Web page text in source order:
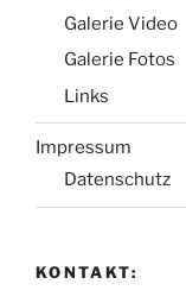
Galerie Video
Galerie Fotos
Links
Impressum
Datenschutz
KONTAKT: